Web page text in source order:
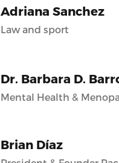
Adriana Sanchez
Law and sport
Dr. Barbara D.
Mental Health &
Brian Díaz